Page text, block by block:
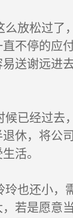
放松过了
不停的应
送谢远进
已经过去
休，将公
活。
也还小，
若是愿意